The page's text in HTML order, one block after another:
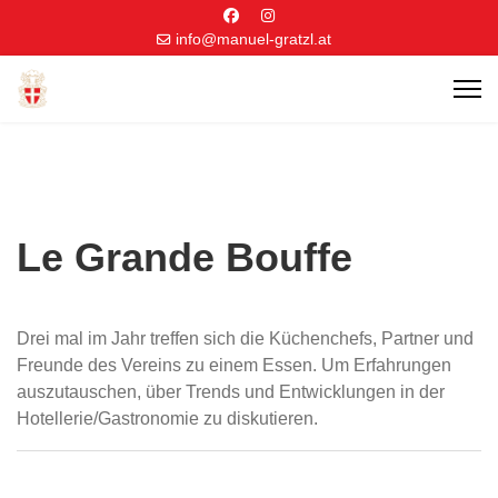
info@manuel-gratzl.at
Le Grande Bouffe
Drei mal im Jahr treffen sich die Küchenchefs, Partner und
Freunde des Vereins zu einem Essen. Um Erfahrungen
auszutauschen, über Trends und Entwicklungen in der
Hotellerie/Gastronomie zu diskutieren.